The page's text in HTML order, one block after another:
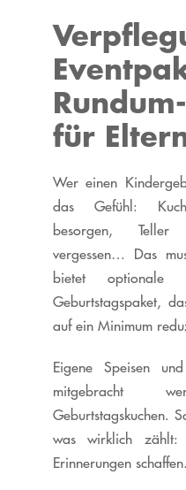
für
Wer einen
das Gefühl:
besorgen, Teller
vergessen… Das
bietet optionale
Geburtstagspaket,
auf ein Minimum
Eigene Speisen
mitgebracht
Geburtstagskuchen.
was wirklich
Erinnerungen schaffen.